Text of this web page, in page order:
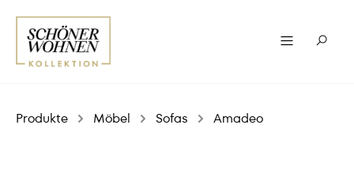
Produkte Möbel Sofas Amadeo